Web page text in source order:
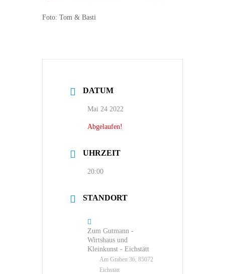
Foto: Tom & Basti
DATUM
Mai 24 2022
Abgelaufen!
UHRZEIT
20:00
STANDORT
Zum Gutmann -
Wirtshaus und
Kleinkunst - Eichstätt
Am Graben 36, 85072
Eichstätt